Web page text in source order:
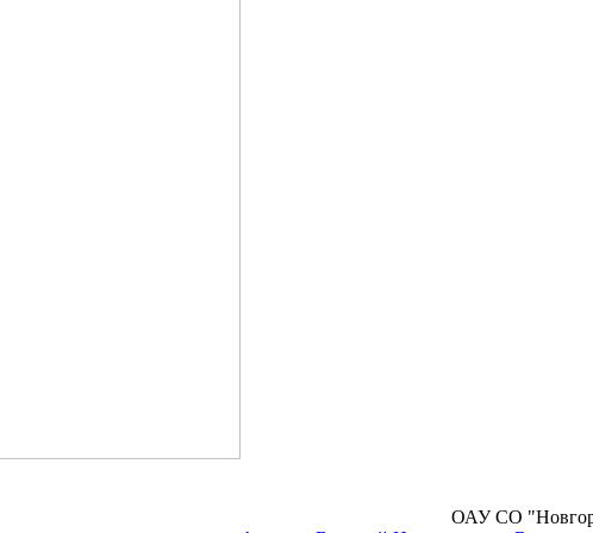
ОАУ СО